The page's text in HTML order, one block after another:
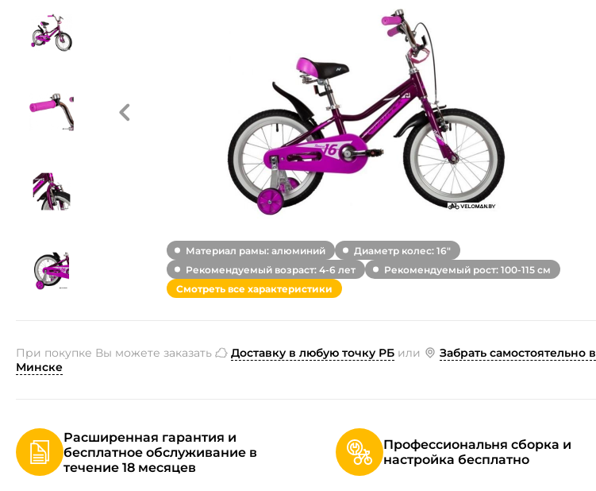
Материал рамы: алюминий
Диаметр колес: 16"
Рекомендуемый возраст: 4-6 лет
Рекомендуемый рост: 100-115 см
Смотреть все характеристики
При покупке Вы можете заказать Доставку в любую точку РБ или
Забрать самостоятельно в
Минске
Расширенная гарантия и
бесплатное обслуживание в
течение 18 месяцев
Профессиональня сборка и
настройка бесплатно